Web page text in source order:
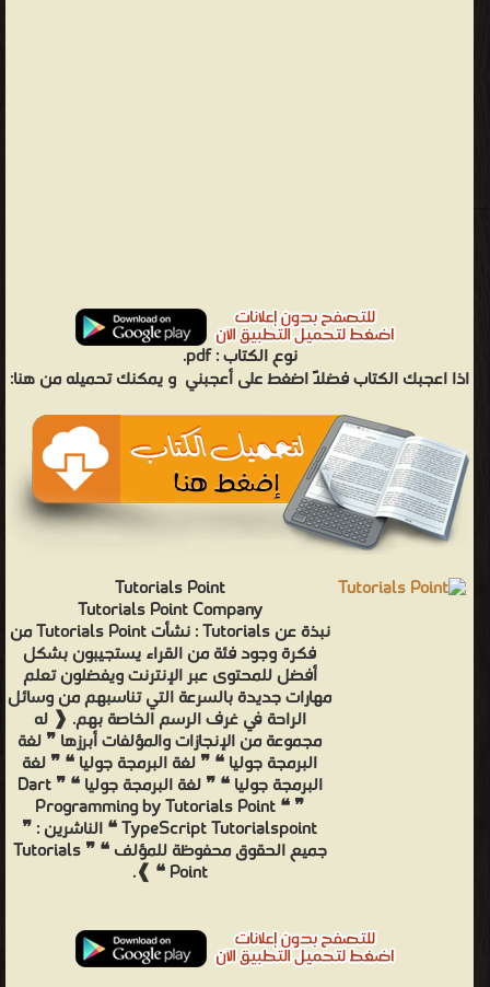
نوع الكتاب :pdf.
اذا اعجبك الكتاب فضلاً اضغط على أعجبني و يمكنك تحميله من هنا:
Tutorials Point
Tutorials Point Company
نبذة عن Tutorials : نشأت Tutorials Point من
فكرة وجود فئة من القراء يستجيبون بشكل
أفضل للمحتوى عبر الإنترنت ويفضلون تعلم
مهارات جديدة بالسرعة التي تناسبهم من وسائل
الراحة في غرف الرسم الخاصة بهم. ❰ له
مجموعة من الإنجازات والمؤلفات أبرزها ❞ لغة
البرمجة جوليا ❝ ❞ لغة البرمجة جوليا ❝ ❞ لغة
البرمجة جوليا ❝ ❞ لغة البرمجة جوليا ❝ ❞ Dart
Programming by Tutorials Point ❝ ❞
TypeScript Tutorialspoint ❝ الناشرين : ❞
جميع الحقوق محفوظة للمؤلف ❝ ❞ Tutorials
Point ❝ ❱.